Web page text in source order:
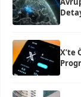
X’te